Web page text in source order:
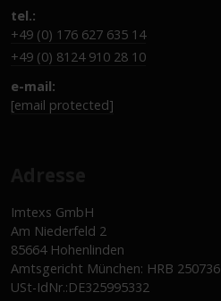
tel.:
+49 (0) 176 627 635 14
+49 (0) 8124 910 28 10
e-mail:
[email protected]
Imtexs GmbH
Am Niederfeld 2
85664 Hohenlinden
Amtsgericht München: HRB 250736
USt-IdNr.:DE325995332